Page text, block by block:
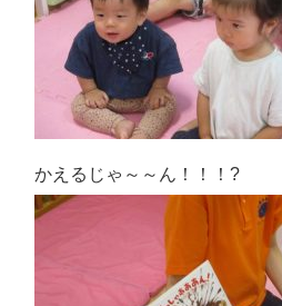
かえるじゃ～～ん！！！?